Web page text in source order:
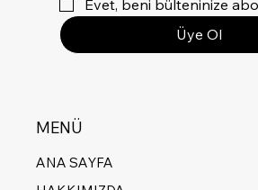
Evet, beni bülteninize
Üye Ol
MENÜ
ANA SAYFA